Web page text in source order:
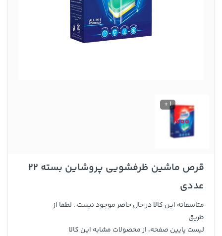
1 +
قرص ماشین ظرفشویی پروشاین بسته 22
عددی
متاسفانه این کالا در حال حاضر موجود نیست . لطفا از
طریق
لیست پایین صفحه، از محصولات مشابه این کالا